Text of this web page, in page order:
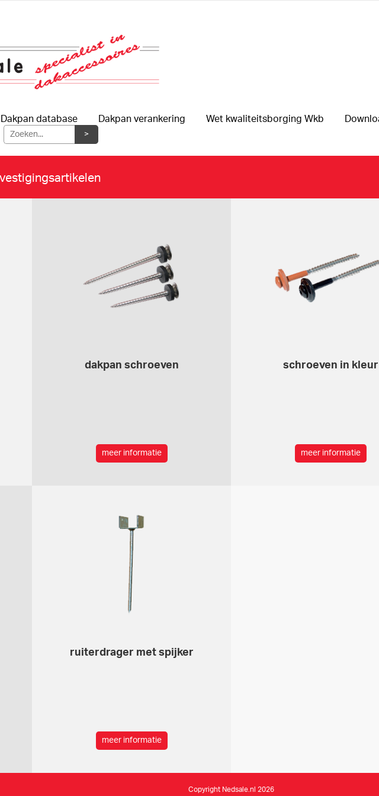
Dakpan database Dakpan verankering Wet kwaliteitsborging Wkb
dakpan schroeven
meer informatie
schroeven in kleur
meer informatie
ruiterdrager met spijker
meer informatie
Copyright Nedsale.nl 2026